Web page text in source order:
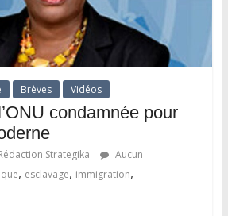
Brèves Vidéos
condamnée pour
Strategika
Aucun
, esclavage, immigration,